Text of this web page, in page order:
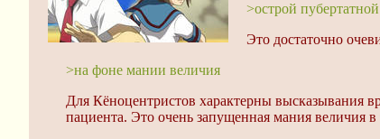
>острой
Это достаточно
>на фоне мании величия
Для Кёноцентристов характерны высказывания
пациента. Это очень запущенная мания величия